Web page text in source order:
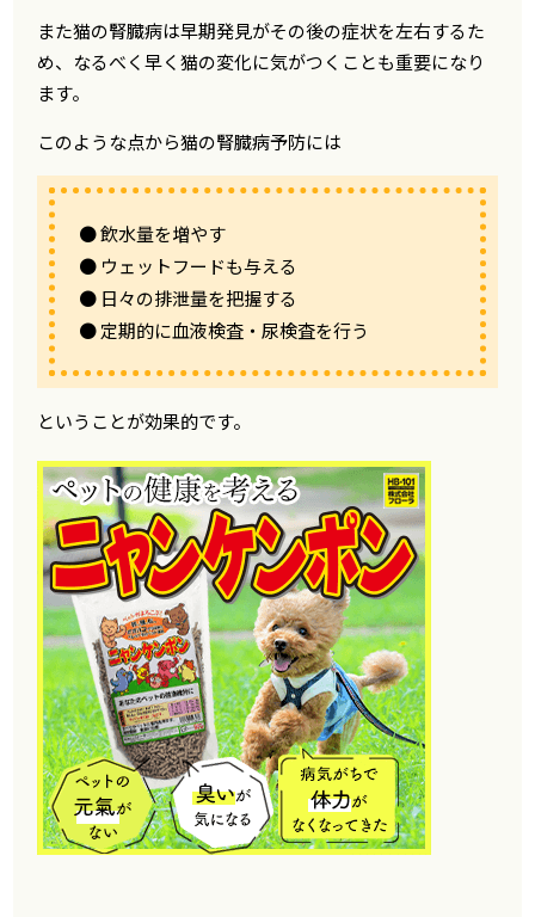
また猫の腎臓病は早期発見がその後の症状を左右するた
め、なるべく早く猫の変化に気がつくことも重要になり
ます。
このような点から猫の腎臓病予防には
● 飲水量を増やす
● ウェットフードも与える
● 日々の排泄量を把握する
● 定期的に血液検査・尿検査を行う
ということが効果的です。